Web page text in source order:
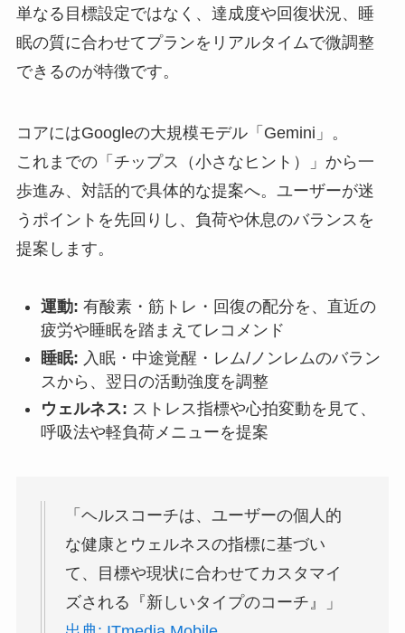
単なる目標設定ではなく、達成度や回復状況、睡
眠の質に合わせてプランをリアルタイムで微調整
できるのが特徴です。
コアにはGoogleの大規模モデル「Gemini」。
これまでの「チップス（小さなヒント）」から一
歩進み、対話的で具体的な提案へ。ユーザーが迷
うポイントを先回りし、負荷や休息のバランスを
提案します。
運動: 有酸素・筋トレ・回復の配分を、直近の
疲労や睡眠を踏まえてレコメンド
睡眠: 入眠・中途覚醒・レム/ノンレムのバラン
スから、翌日の活動強度を調整
ウェルネス: ストレス指標や心拍変動を見て、
呼吸法や軽負荷メニューを提案
「ヘルスコーチは、ユーザーの個人的
な健康とウェルネスの指標に基づい
て、目標や現状に合わせてカスタマイ
ズされる『新しいタイプのコーチ』」